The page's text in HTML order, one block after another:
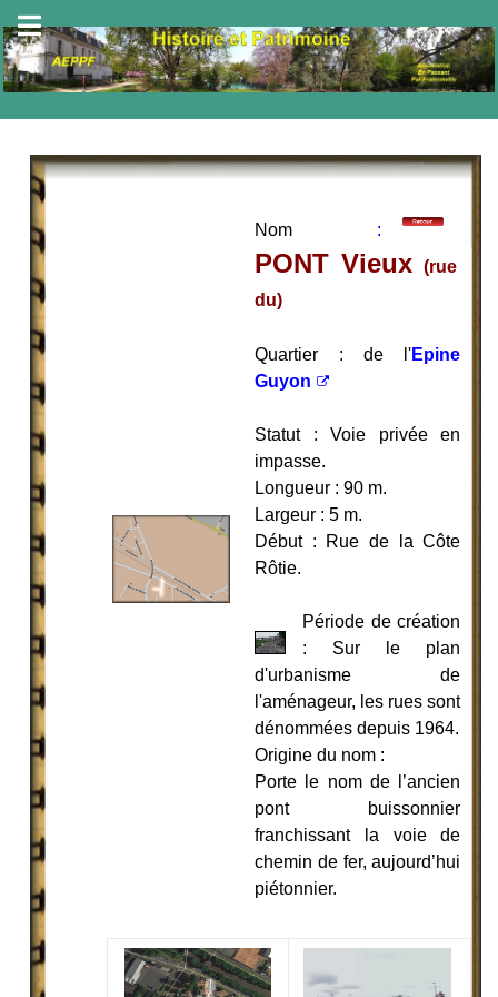
Nom :
PONT Vieux (rue
du)
Quartier : de l'Epine
Guyon
Statut : Voie privée en
impasse.
Longueur : 90 m.
Largeur : 5 m.
Début : Rue de la Côte
Rôtie.
Période de création
: Sur le plan
d'urbanisme de
l'aménageur, les rues sont
dénommées depuis 1964.
Origine du nom :
Porte le nom de l’ancien
pont buissonnier
franchissant la voie de
chemin de fer, aujourd’hui
piétonnier.